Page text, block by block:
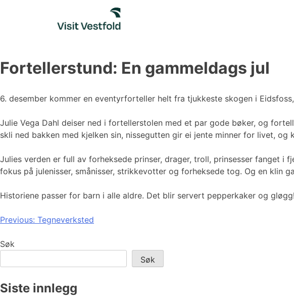
Fortellerstund: En gammeldags jul
6. desember kommer en eventyrforteller helt fra tjukkeste skogen i
Julie Vega Dahl deiser ned i fortellerstolen med et par gode bøker, og
skli ned bakken med kjelken sin, nissegutten gir ei jente minner for livet,
Julies verden er full av forheksede prinser, drager, troll, prinsesser fanget
fokus på julenisser, smånisser, strikkevotter og forheksede tog. Og en klin
Historiene passer for barn i alle aldre. Det blir servert pepperkaker og
Innleggsnavigasjon
Previous: Tegneverksted
Søk
Søk
Siste innlegg